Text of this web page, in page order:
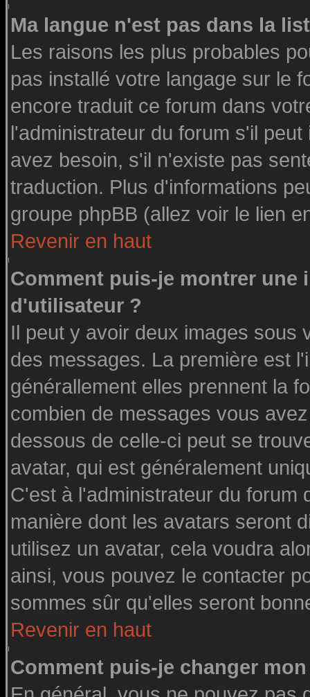
Ma langue n'est pas dans la
Les raisons les plus probables
pas installé votre langage sur le
encore traduit ce forum dans
l'administrateur du forum s'il
avez besoin, s'il n'existe pas
traduction. Plus d'informations
groupe phpBB (allez voir le lien
Revenir en haut
Comment puis-je montrer une
d'utilisateur ?
Il peut y avoir deux images sous
des messages. La première est
générallement elles prennent la
combien de messages vous
dessous de celle-ci peut se
avatar, qui est généralement
C'est à l'administrateur du forum
manière dont les avatars seront
utilisez un avatar, cela voudra
ainsi, vous pouvez le contacter
sommes sûr qu'elles seront
Revenir en haut
Comment puis-je changer